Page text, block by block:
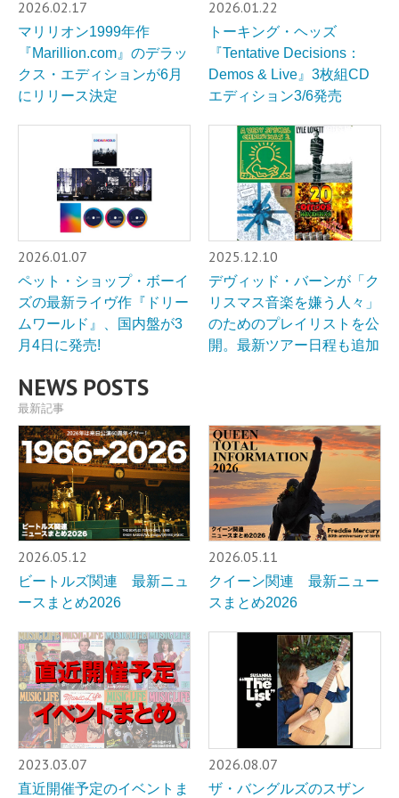
2026.02.17
マリリオン1999年作
『Marillion.com』のデラッ
クス・エディションが6月
にリリース決定
2026.01.22
トーキング・ヘッズ
『Tentative Decisions：
Demos & Live』3枚組CD
エディション3/6発売
2026.01.07
ペット・ショップ・ボーイ
ズの最新ライヴ作『ドリー
ムワールド』、国内盤が3
月4日に発売!
2025.12.10
デヴィッド・バーンが「ク
リスマス音楽を嫌う人々」
のためのプレイリストを公
開。最新ツアー日程も追加
NEWS POSTS
最新記事
2026.05.12
ビートルズ関連 最新ニュ
ースまとめ2026
2026.05.11
クイーン関連 最新ニュー
スまとめ2026
2023.03.07
直近開催予定のイベントま
2026.08.07
ザ・バングルズのスザン